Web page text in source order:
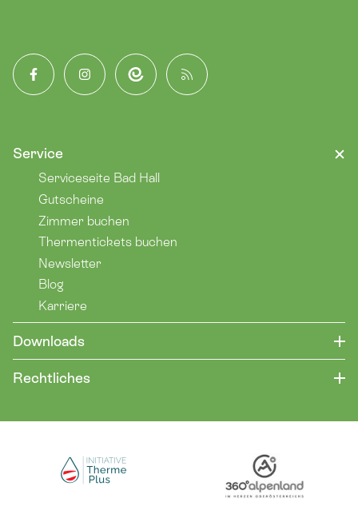
FacebookInstagramApp Blog
Service
Serviceseite Bad Hall
Gutscheine
Zimmer buchen
Thermentickets buchen
Newsletter
Blog
Karriere
Downloads
Rechtliches